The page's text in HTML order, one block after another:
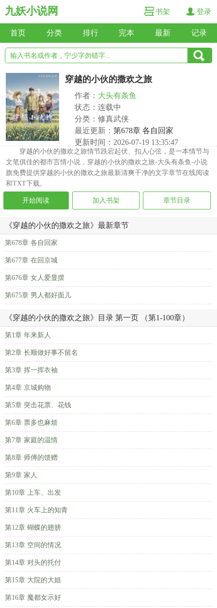
九妖小说网 书架 登录
首页 分类 排行 完本 最新 记录
穿越的小伙的撒欢之旅
作者： 大头有条鱼
状态：连载中
分类：修真武侠
最近更新： 第678章 各自回家
更新时间：2026-07-19 13:35:47
穿越的小伙的撒欢之旅情节跌宕起伏、扣人心弦，是一本情节与
文笔俱佳的都市言情小说，穿越的小伙的撒欢之旅-大头有条鱼-小说
旗免费提供穿越的小伙的撒欢之旅最新清爽干净的文字章节在线阅读
和TXT下载。
开始阅读 加入书架 章节目录
《穿越的小伙的撒欢之旅》最新章节
第678章 各自回家
第677章 在回京城
第676章 女人爱显摆
第675章 男人都好面儿
《穿越的小伙的撒欢之旅》目录 第一页 （第1-100章）
第1章 年来新人
第2章 长顺做好事不留名
第3章 挥一挥衣袖
第4章 京城购物
第5章 突击花票、花钱
第6章 票多也麻烦
第7章 家庭的温情
第8章 师傅的馈赠
第9章 家人
第10章 上车、出发
第11章 火车上的知青
第12章 蝴蝶的翅膀
第13章 空间的情况
第14章 对头的托付
第15章 大院的大姐
第16章 魔都女示好